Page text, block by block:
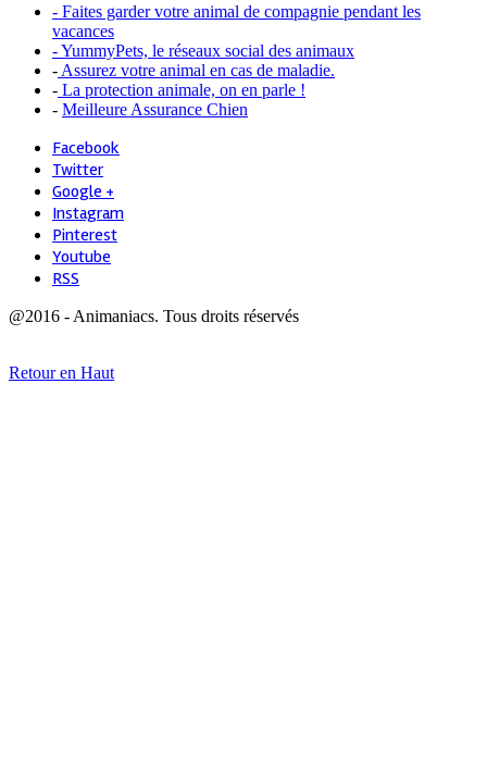
- Faites garder votre animal de compagnie pendant les
vacances
- YummyPets, le réseaux social des animaux
- Assurez votre animal en cas de maladie.
- La protection animale, on en parle !
- Meilleure Assurance Chien
Facebook
Twitter
Google +
Instagram
Pinterest
Youtube
RSS
@2016 - Animaniacs. Tous droits réservés
Retour en Haut